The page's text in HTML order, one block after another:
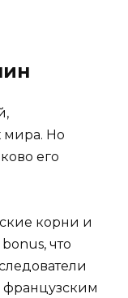
мира. Но
его
корни и
что
французским